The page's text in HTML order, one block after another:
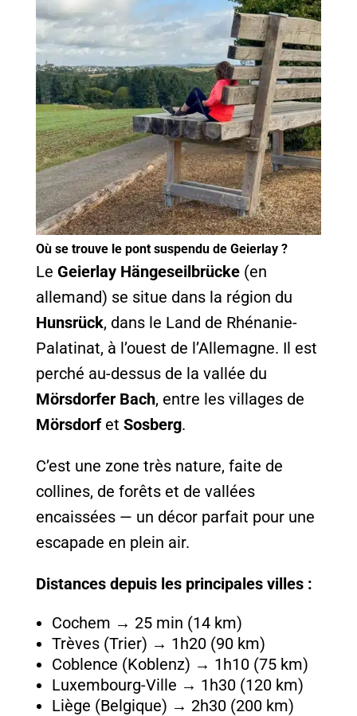
Où se trouve le pont suspendu de Geierlay ?
Le Geierlay Hängeseilbrücke(en
allemand) se situe dans la région du
Hunsrück, dans le Land de Rhénanie-
Palatinat, à l’ouest de l’Allemagne. Il est
perché au-dessus de la vallée du
Mörsdorfer Bach, entre les villages de
Mörsdorfet Sosberg.
C’est une zone très nature, faite de
collines, de forêts et de vallées
encaissées — un décor parfait pour une
escapade en plein air.
Distances depuis les principales villes :
Cochem → 25 min (14 km)
Trèves (Trier) → 1h20 (90 km)
Coblence (Koblenz) → 1h10 (75 km)
Luxembourg-Ville → 1h30 (120 km)
Liège (Belgique) → 2h30 (200 km)